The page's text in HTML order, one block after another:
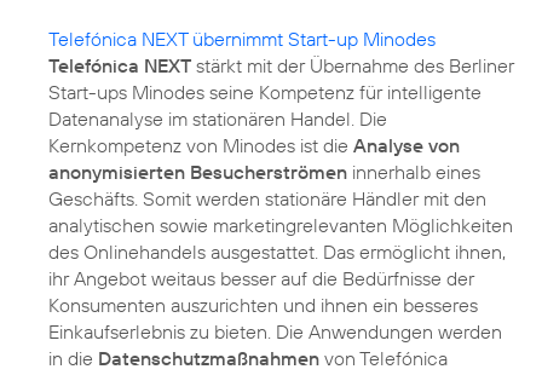
Telefónica NEXT übernimmt Start-up Minodes
Telefónica NEXT stärkt mit der Übernahme des Berliner
Start-ups Minodes seine Kompetenz für intelligente
Datenanalyse im stationären Handel. Die
Kernkompetenz von Minodes ist die Analyse von
anonymisierten Besucherströmen innerhalb eines
Geschäfts. Somit werden stationäre Händler mit den
analytischen sowie marketingrelevanten Möglichkeiten
des Onlinehandels ausgestattet. Das ermöglicht ihnen,
ihr Angebot weitaus besser auf die Bedürfnisse der
Konsumenten auszurichten und ihnen ein besseres
Einkaufserlebnis zu bieten. Die Anwendungen werden
in die Datenschutzmaßnahmen von Telefónica